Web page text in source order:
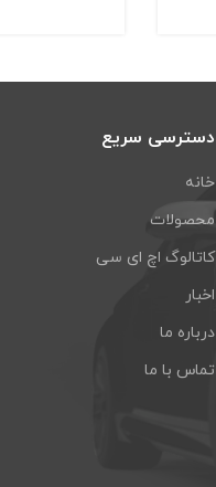
دسترسی سریع
خانه
محصولات
کاتالوگ اچ ای سی
اخبار
درباره ما
تماس با ما